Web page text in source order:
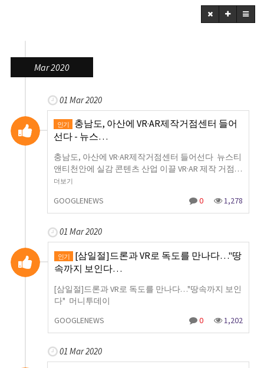
Mar 2020
01 Mar 2020
인기
충남도, 아산에 VR·AR제작거점센터 들어
선다 - 뉴스…
충남도, 아산에 VR·AR제작거점센터 들어선다 뉴스티
앤티천안에 실감 콘텐츠 산업 이끌 VR·AR 제작 거점…
더보기
GOOGLENEWS 0 1,278
01 Mar 2020
인기
[삼일절]드론과 VR로 독도를 만나다…"땅
속까지 보인다…
[삼일절]드론과 VR로 독도를 만나다…"땅속까지 보인
다" 머니투데이
GOOGLENEWS
0 1,202
01 Mar 2020